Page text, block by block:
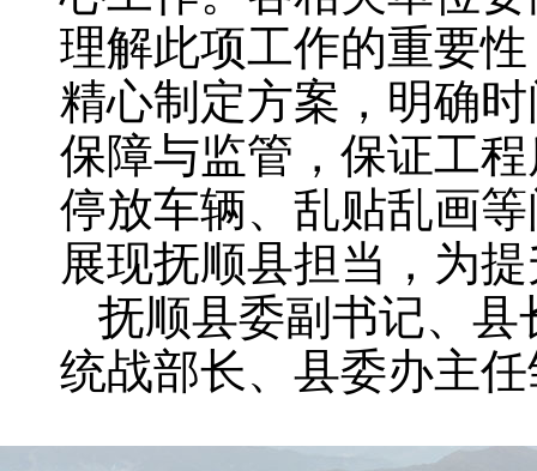
理解此项工作的重要
精心制定方案，明确
保障与监管，保证工
停放车辆、乱贴乱画
展现抚顺县担当，为
抚顺县委副书记、
统战部长、县委办主